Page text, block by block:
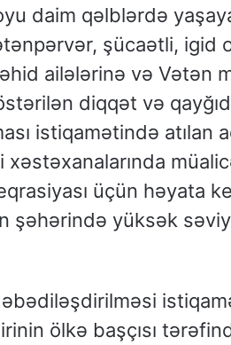
daim qəlblərdə
şücaətli, igid
ailələrinə və Vətən
diqqət və
istiqamətində atılan
üçün həyata
şəhərində yüksək
ölkə başçısı